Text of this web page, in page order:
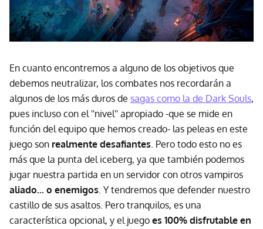
En cuanto encontremos a alguno de los objetivos que
debemos neutralizar, los combates nos recordarán a
algunos de los más duros de sagas como la de Dark Souls,
pues incluso con el ''nivel'' apropiado -que se mide en
función del equipo que hemos creado- las peleas en este
juego son realmente desafiantes. Pero todo esto no es
más que la punta del iceberg, ya que también podemos
jugar nuestra partida en un servidor con otros vampiros
aliado... o enemigos. Y tendremos que defender nuestro
castillo de sus asaltos. Pero tranquilos, es una
característica opcional, y el juego es 100% disfrutable en